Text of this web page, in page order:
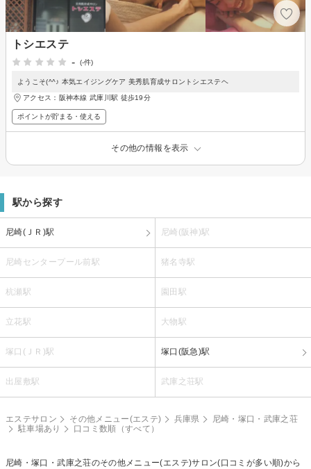
トシエステ
-
(-件)
ようこそ(^^♪ 本気エイジングケア 美秀肌育成サロントシエステヘ
アクセス：阪神本線 武庫川駅 徒歩19分
ポイントが貯まる・使える
その他の情報を表示
駅から探す
尼崎(ＪＲ)駅 尼崎(阪神)駅
尼崎センタープール前駅 猪名寺駅
杭瀬駅 園田駅
立花駅 大物駅
塚口(ＪＲ)駅 塚口(阪急)駅
出屋敷駅 武庫之荘駅
エステサロン その他メニュー(エステ) 兵庫県
尼崎・塚口・武庫之荘
駐車場あり
口コミ数順（すべて）
尼崎・塚口・武庫之荘のその他メニュー(エステ)サロン(口コミが多い順)から